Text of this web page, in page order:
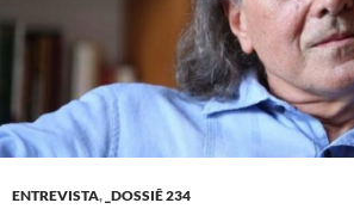
ENTREVISTA, _DOSSIÊ 234